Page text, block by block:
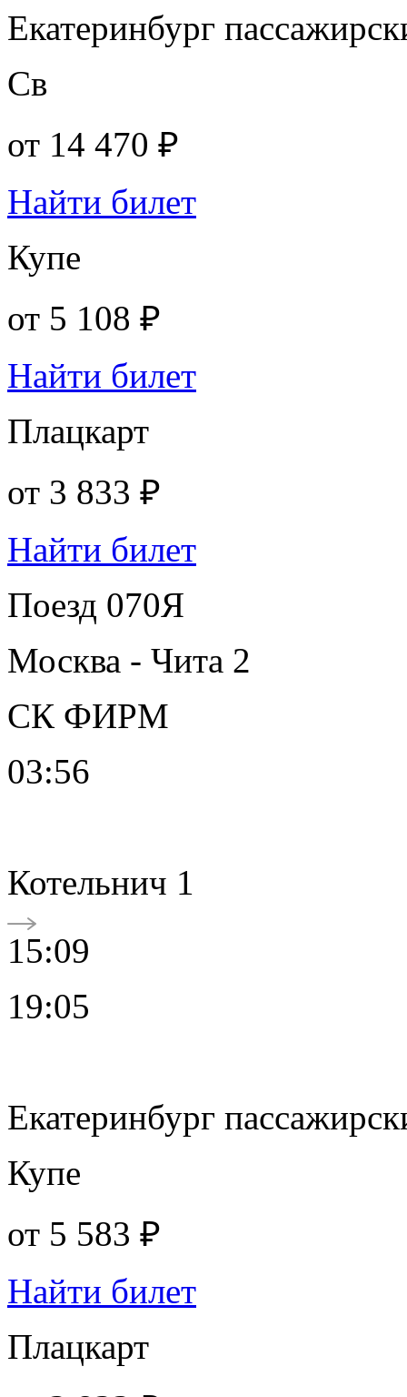
Екатеринбург
Св
от 14 470 ₽
Найти билет
Купе
от 5 108 ₽
Найти билет
Плацкарт
от 3 833 ₽
Найти билет
Поезд 070Я
Москва - Чита 2
СК ФИРМ
03:56
Котельнич 1
15:09
19:05
Екатеринбург
Купе
от 5 583 ₽
Найти билет
Плацкарт